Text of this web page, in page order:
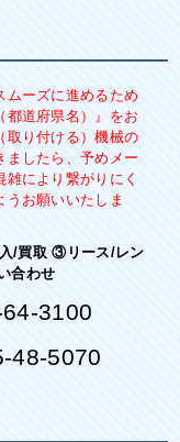
ムーズに進めるため
都道府県名）』をお
取り付ける）機械の
ましたら、予めメー
により繋がりにく
お願いいたしま
/買取 ③リース/レン
合わせ
3100
48-5070